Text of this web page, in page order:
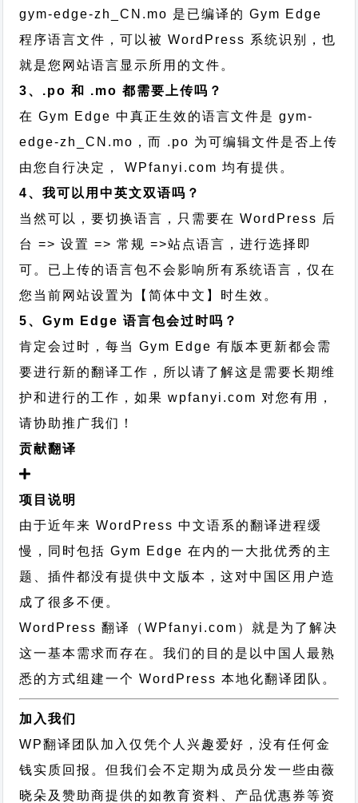
gym-edge-zh_CN.mo 是已编译的 Gym Edge
程序语言文件，可以被 WordPress 系统识别，也
就是您网站语言显示所用的文件。
3、.po 和 .mo 都需要上传吗？
在 Gym Edge 中真正生效的语言文件是 gym-
edge-zh_CN.mo，而 .po 为可编辑文件是否上传
由您自行决定， WPfanyi.com 均有提供。
4、我可以用中英文双语吗？
当然可以，要切换语言，只需要在 WordPress 后
台 => 设置 => 常规 =>站点语言，进行选择即
可。已上传的语言包不会影响所有系统语言，仅在
您当前网站设置为【简体中文】时生效。
5、Gym Edge 语言包会过时吗？
肯定会过时，每当 Gym Edge 有版本更新都会需
要进行新的翻译工作，所以请了解这是需要长期维
护和进行的工作，如果 wpfanyi.com 对您有用，
请协助推广我们！
贡献翻译
项目说明
由于近年来 WordPress 中文语系的翻译进程缓
慢，同时包括 Gym Edge 在内的一大批优秀的主
题、插件都没有提供中文版本，这对中国区用户造
成了很多不便。
WordPress 翻译（WPfanyi.com） 就是为了解决
这一基本需求而存在。我们的目的是以中国人最熟
悉的方式组建一个 WordPress 本地化翻译团队。
加入我们
WP翻译团队加入仅凭个人兴趣爱好，没有任何金
钱实质回报。但我们会不定期为成员分发一些由薇
晓朵及赞助商提供的如教育资料、产品优惠券等资